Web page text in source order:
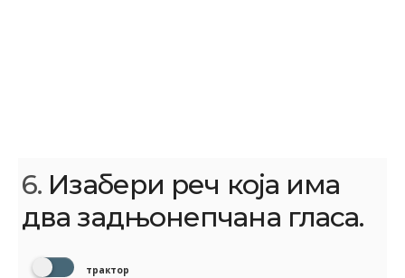
6. Изабери реч која има
два задњонепчана гласа.
трактор